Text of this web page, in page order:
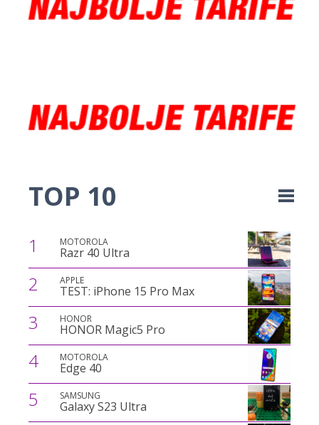
TOP 10
1 MOTOROLA
Razr 40 Ultra
2 APPLE
TEST: iPhone 15 Pro Max
3 HONOR
HONOR Magic5 Pro
4 MOTOROLA
Edge 40
5 SAMSUNG
Galaxy S23 Ultra